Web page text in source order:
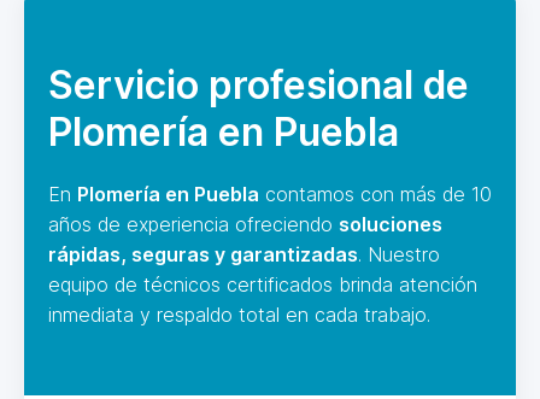
Servicio profesional de
Plomería en Puebla
En Plomería en Puebla contamos con más de 10
años de experiencia ofreciendo soluciones
rápidas, seguras y garantizadas. Nuestro
equipo de técnicos certificados brinda atención
inmediata y respaldo total en cada trabajo.